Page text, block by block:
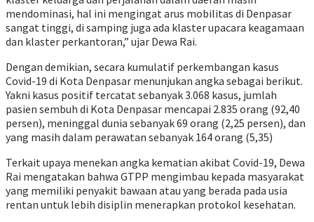
mendominasi, hal ini mengingat arus mobilitas di Denpasar
sangat tinggi, di samping juga ada klaster upacara keagamaan
dan klaster perkantoran,” ujar Dewa Rai.
Dengan demikian, secara kumulatif perkembangan kasus
Covid-19 di Kota Denpasar menunjukan angka sebagai berikut.
Yakni kasus positif tercatat sebanyak 3.068 kasus, jumlah
pasien sembuh di Kota Denpasar mencapai 2.835 orang (92,40
persen), meninggal dunia sebanyak 69 orang (2,25 persen), dan
yang masih dalam perawatan sebanyak 164 orang (5,35)
Terkait upaya menekan angka kematian akibat Covid-19, Dewa
Rai mengatakan bahwa GTPP mengimbau kepada masyarakat
yang memiliki penyakit bawaan atau yang berada pada usia
rentan untuk lebih disiplin menerapkan protokol kesehatan.